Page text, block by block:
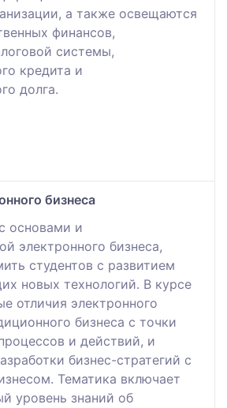
а также освещаются
финансов,
системы,
кредита и
долга.
бизнеса
основами и
электронного бизнеса,
студентов с развитием
новых технологий. В курсе
отличия электронного
бизнеса с точки
и действий, и
бизнес-стратегий с
Тематика включает
уровень знаний об